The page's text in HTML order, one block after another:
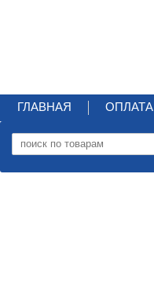
ГЛАВНАЯ ОПЛАТА